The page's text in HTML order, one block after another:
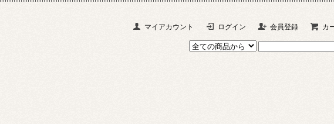
マイアカウント ログイン 会員登録 カ